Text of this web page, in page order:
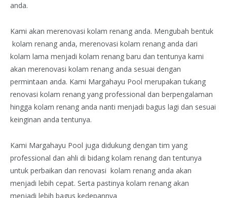
anda.
Kami akan merenovasi kolam renang anda. Mengubah bentuk
kolam renang anda, merenovasi kolam renang anda dari
kolam lama menjadi kolam renang baru dan tentunya kami
akan merenovasi kolam renang anda sesuai dengan
permintaan anda. Kami Margahayu Pool merupakan tukang
renovasi kolam renang yang professional dan berpengalaman
hingga kolam renang anda nanti menjadi bagus lagi dan sesuai
keinginan anda tentunya.
Kami Margahayu Pool juga didukung dengan tim yang
professional dan ahli di bidang kolam renang dan tentunya
untuk perbaikan dan renovasi kolam renang anda akan
menjadi lebih cepat. Serta pastinya kolam renang akan
menjadi lebih bagus kedepannya